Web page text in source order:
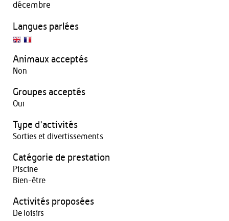
décembre
Langues parlées
Animaux acceptés
Non
Groupes acceptés
Oui
Type d'activités
Sorties et divertissements
Catégorie de prestation
Piscine
Bien-être
Activités proposées
De loisirs